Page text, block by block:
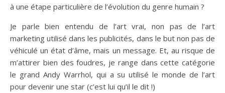
à une étape particulière de l’évolution du genre humain ?
Je parle bien entendu de l’art vrai, non pas de l’art
marketing utilisé dans les publicités, dans le but non pas de
véhiculé un état d’âme, mais un message. Et, au risque de
m’attirer bien des foudres, je range dans cette catégorie
le grand Andy Warrhol, qui a su utilisé le monde de l’art
pour devenir une star (c’est lui qu’il le dit !)